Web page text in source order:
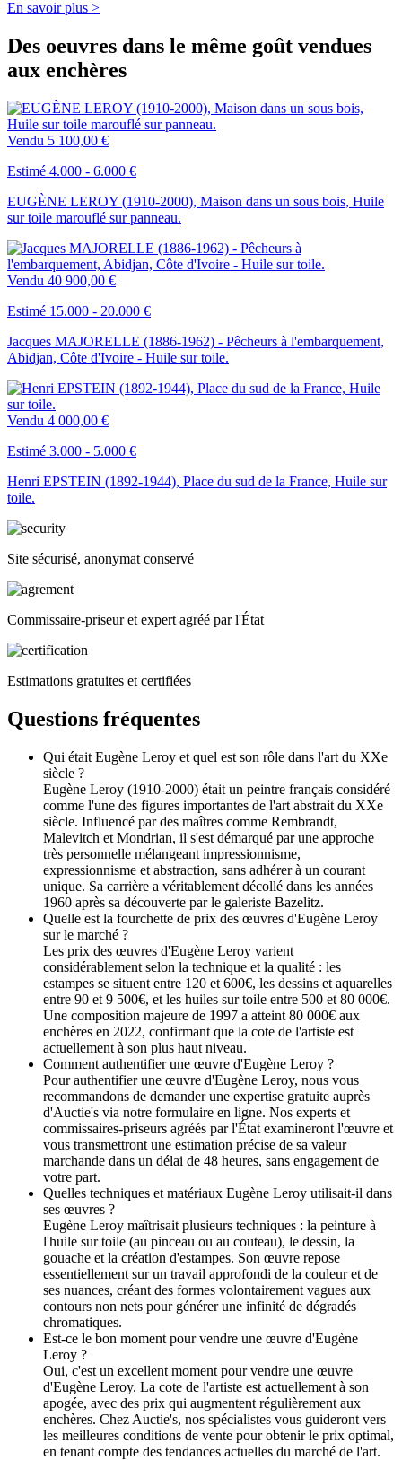
En savoir plus >
Des oeuvres dans le même goût vendues
aux enchères
Vendu 5 100,00 €
Estimé 4.000 - 6.000 €
EUGÈNE LEROY (1910-2000), Maison dans un sous bois, Huile
sur toile marouflé sur panneau.
Vendu 40 900,00 €
Estimé 15.000 - 20.000 €
Jacques MAJORELLE (1886-1962) - Pêcheurs à l'embarquement,
Abidjan, Côte d'Ivoire - Huile sur toile.
Vendu 4 000,00 €
Estimé 3.000 - 5.000 €
Henri EPSTEIN (1892-1944), Place du sud de la France, Huile sur
toile.
Site sécurisé, anonymat conservé
Commissaire-priseur et expert agréé par l'État
Estimations gratuites et certifiées
Questions fréquentes
Qui était Eugène Leroy et quel est son rôle dans l'art du XXe
siècle ?
Eugène Leroy (1910-2000) était un peintre français considéré
comme l'une des figures importantes de l'art abstrait du XXe
siècle. Influencé par des maîtres comme Rembrandt,
Malevitch et Mondrian, il s'est démarqué par une approche
très personnelle mélangeant impressionnisme,
expressionnisme et abstraction, sans adhérer à un courant
unique. Sa carrière a véritablement décollé dans les années
1960 après sa découverte par le galeriste Bazelitz.
Quelle est la fourchette de prix des œuvres d'Eugène Leroy
sur le marché ?
Les prix des œuvres d'Eugène Leroy varient
considérablement selon la technique et la qualité : les
estampes se situent entre 120 et 600€, les dessins et aquarelles
entre 90 et 9 500€, et les huiles sur toile entre 500 et 80 000€.
Une composition majeure de 1997 a atteint 80 000€ aux
enchères en 2022, confirmant que la cote de l'artiste est
actuellement à son plus haut niveau.
Comment authentifier une œuvre d'Eugène Leroy ?
Pour authentifier une œuvre d'Eugène Leroy, nous vous
recommandons de demander une expertise gratuite auprès
d'Auctie's via notre formulaire en ligne. Nos experts et
commissaires-priseurs agréés par l'État examineront l'œuvre et
vous transmettront une estimation précise de sa valeur
marchande dans un délai de 48 heures, sans engagement de
votre part.
Quelles techniques et matériaux Eugène Leroy utilisait-il dans
ses œuvres ?
Eugène Leroy maîtrisait plusieurs techniques : la peinture à
l'huile sur toile (au pinceau ou au couteau), le dessin, la
gouache et la création d'estampes. Son œuvre repose
essentiellement sur un travail approfondi de la couleur et de
ses nuances, créant des formes volontairement vagues aux
contours non nets pour générer une infinité de dégradés
chromatiques.
Est-ce le bon moment pour vendre une œuvre d'Eugène
Leroy ?
Oui, c'est un excellent moment pour vendre une œuvre
d'Eugène Leroy. La cote de l'artiste est actuellement à son
apogée, avec des prix qui augmentent régulièrement aux
enchères. Chez Auctie's, nos spécialistes vous guideront vers
les meilleures conditions de vente pour obtenir le prix optimal,
en tenant compte des tendances actuelles du marché de l'art.